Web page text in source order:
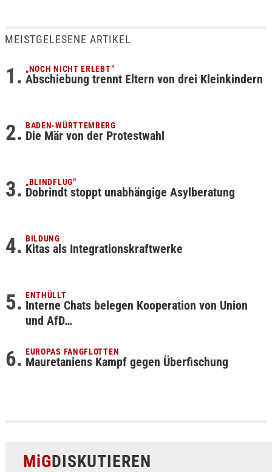
MEISTGELESENE ARTIKEL
„NOCH NICHT ERLEBT“
Abschiebung trennt Eltern von drei Kleinkindern
BADEN-WÜRTTEMBERG
Die Mär von der Protestwahl
„BLINDFLUG“
Dobrindt stoppt unabhängige Asylberatung
BILDUNG
Kitas als Integrationskraftwerke
ENTHÜLLT
Interne Chats belegen Kooperation von Union
und AfD…
EUROPAS FANGFLOTTEN
Mauretaniens Kampf gegen Überfischung
MiGDISKUTIEREN